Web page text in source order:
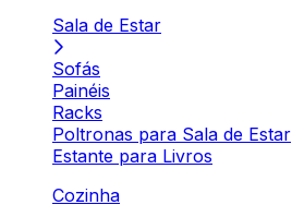
Sala de Estar
Sofás
Painéis
Racks
Poltronas para Sala de Estar
Estante para Livros
Cozinha